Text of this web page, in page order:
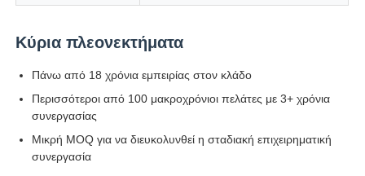
Οθόνη LED που πετάει με drone
Οθόνη μάσκας LED
Διαφανής οθόνη
Κύρια πλεονεκτήματα
Πάνω από 18 χρόνια εμπειρίας στον κλάδο
Περισσότεροι από 100 μακροχρόνιοι πελάτες με 3+ χρόνια
συνεργασίας
Μικρή MOQ για να διευκολυνθεί η σταδιακή επιχειρηματική
συνεργασία